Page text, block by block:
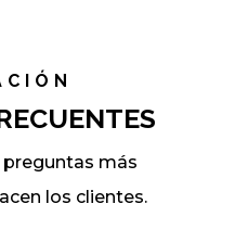
más
los clientes.